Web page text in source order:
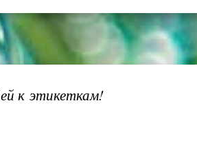
к этикеткам!